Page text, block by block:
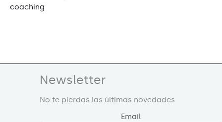
coaching
Newsletter
No te pierdas las últimas novedades
Email